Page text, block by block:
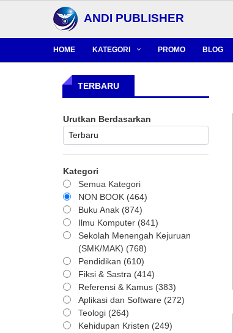
ANDI PUBLISHER
HOME KATEGORI PROMO BLOG
TERBARU
Urutkan Berdasarkan
Kategori
Semua Kategori
NON BOOK (464)
Buku Anak (874)
Ilmu Komputer (841)
Sekolah Menengah Kejuruan
(SMK/MAK) (768)
Pendidikan (610)
Fiksi & Sastra (414)
Referensi & Kamus (383)
Aplikasi dan Software (272)
Teologi (264)
Kehidupan Kristen (249)